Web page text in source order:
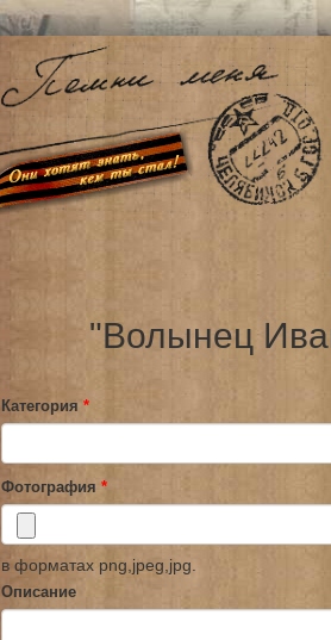
"Волынец
Категория *
Фотография *
в форматах png,jpeg,jpg.
Описание